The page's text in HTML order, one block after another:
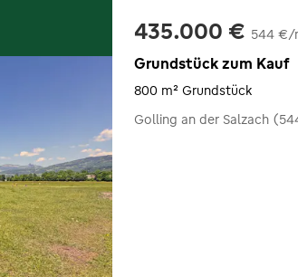
435.000 € 544 €/
Grundstück zum Kauf
800 m² Grundstück
Golling an der Salzach